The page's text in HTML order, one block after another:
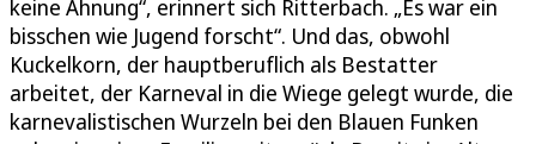
keine Ahnung“, erinnert sich Ritterbach. „Es war ein
bisschen wie Jugend forscht“. Und das, obwohl
Kuckelkorn, der hauptberuflich als Bestatter
arbeitet, der Karneval in die Wiege gelegt wurde, die
karnevalistischen Wurzeln bei den Blauen Funken